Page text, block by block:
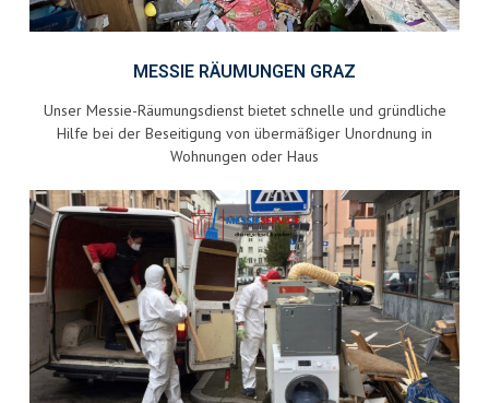
MESSIE RÄUMUNGEN GRAZ
Unser Messie-Räumungsdienst bietet schnelle und gründliche
Hilfe bei der Beseitigung von übermäßiger Unordnung in
Wohnungen oder Haus